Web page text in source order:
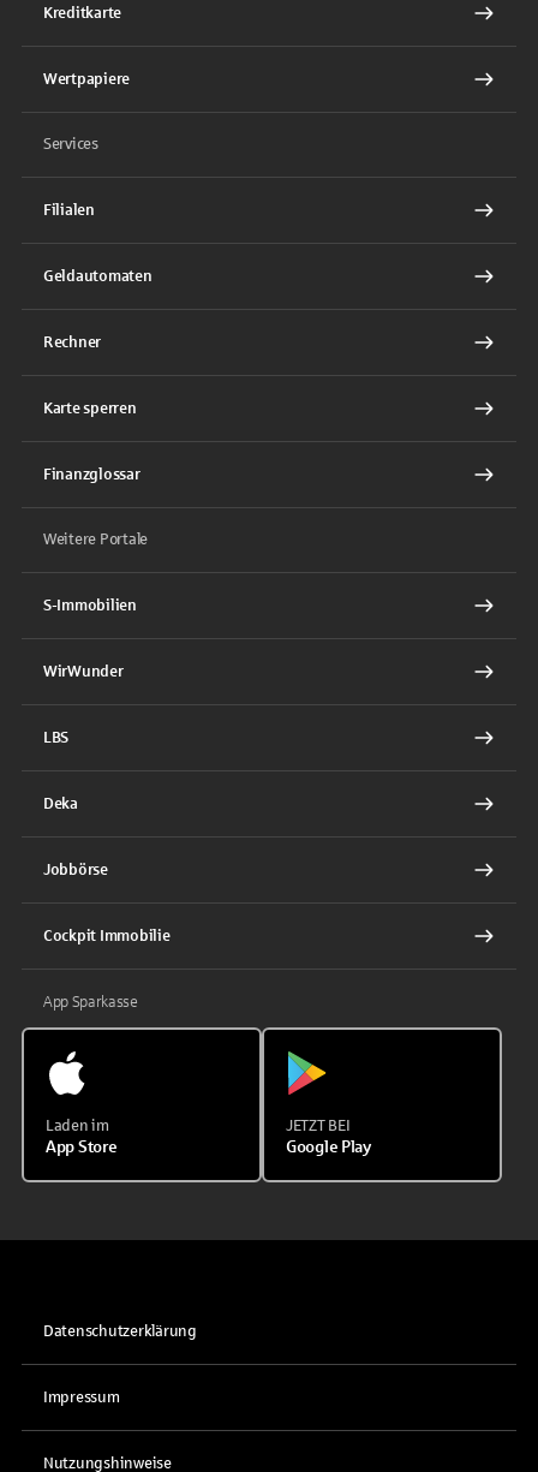
Kreditkarte
Wertpapiere
Services
Filialen
Geldautomaten
Rechner
Karte sperren
Finanzglossar
Weitere Portale
S-Immobilien
WirWunder
LBS
Deka
Jobbörse
Cockpit Immobilie
App Sparkasse
Laden im
App Store
JETZT BEI
Google Play
Datenschutzerklärung
Impressum
Nutzungshinweise